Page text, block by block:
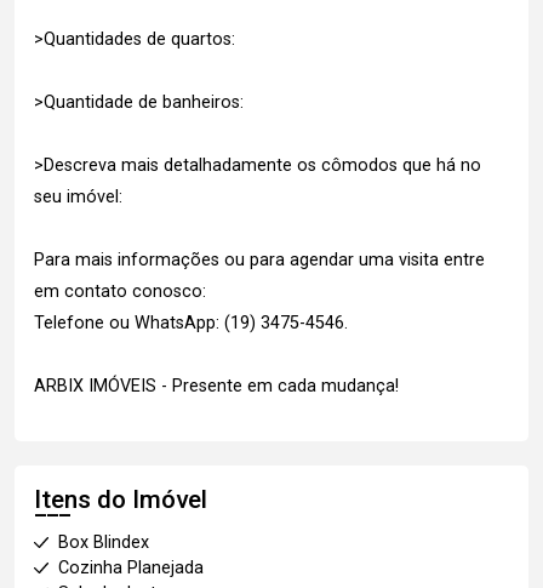
>Quantidades de quartos:
>Quantidade de banheiros:
>Descreva mais detalhadamente os cômodos que há no
seu imóvel:
Para mais informações ou para agendar uma visita entre
em contato conosco:
Telefone ou WhatsApp: (19) 3475-4546.
ARBIX IMÓVEIS - Presente em cada mudança!
Itens do Imóvel
Box Blindex
Cozinha Planejada